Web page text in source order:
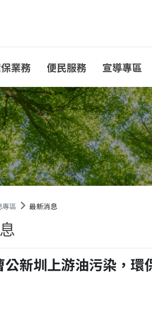
業務 便民服務 宣導專區
專區 最新消息
公新圳上游油污染，環